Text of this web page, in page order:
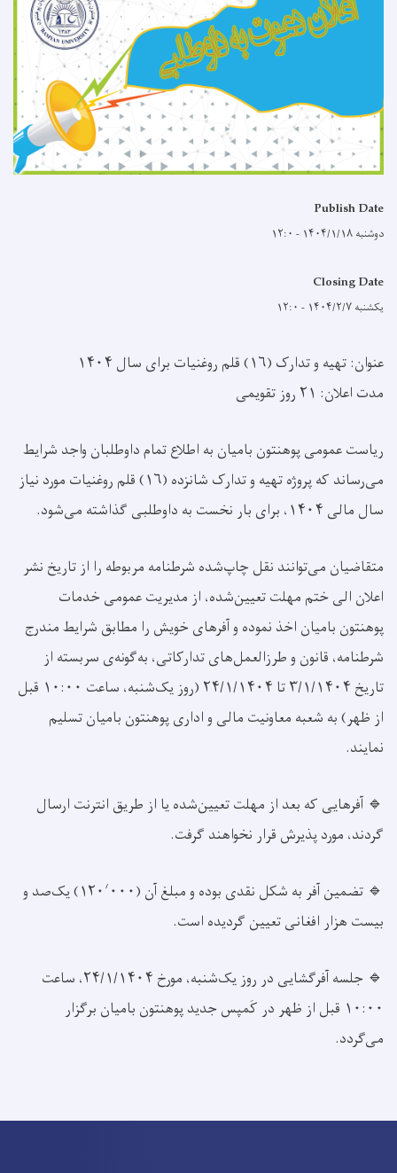
Publish Date
دوشنبه ۱۴۰۴/۱/۱۸ - ۱۲:۰
Closing Date
یکشنبه ۱۴۰۴/۲/۷ - ۱۲:۰
عنوان: تهیه و تدارک (۱۶) قلم روغنیات برای سال ۱۴۰۴
مدت اعلان: ۲۱ روز تقویمی
ریاست عمومی پوهنتون بامیان به اطلاع تمام داوطلبان واجد شرایط
می‌رساند که پروژه تهیه و تدارک شانزده (۱۶) قلم روغنیات
مورد نیاز
سال مالی ۱۴۰۴، برای بار نخست به داوطلبی گذاشته می‌شود.
متقاضیان می‌توانند نقل چاپ‌شده شرطنامه مربوطه را از تاریخ نشر
اعلان الی ختم مهلت تعیین‌شده، ازمدیریت عمومی خدمات
پوهنتون بامیان اخذ نموده و آفرهای خویش را مطابق شرایط مندرج
شرطنامه، قانون و طرزالعمل‌های تدارکاتی، به‌گونه‌ی سربسته از
تاریخ ۳/۱/۱۴۰۴ تا ۲۴/۱/۱۴۰۴
(روز یک‌شنبه، ساعت ۱۰:۰۰ قبل
از ظهر) به شعبه معاونیت مالی و اداری پوهنتون بامیانتسلیم
نمایند.
🔹 آفرهایی که بعد از مهلت تعیین‌شده یا از طریق انترنت ارسال
گردند، مورد پذیرش قرار نخواهند گرفت.
🔹 تضمین آفر به شکل نقدی بوده و مبلغ آن
(۱۲۰٬۰۰۰) یک‌صد و
بیست هزار افغانیتعیین گردیده است.
🔹 جلسه آفرگشایی در روز
یک‌شنبه، مورخ ۲۴/۱/۱۴۰۴، ساعت
۱۰:۰۰ قبل از ظهر
درکَمپس جدید پوهنتون بامیان برگزار
می‌گردد.